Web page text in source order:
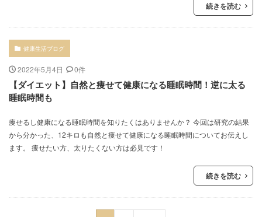
続きを読む
健康生活ブログ
2022年5月4日 0件
【ダイエット】自然と痩せて健康になる睡眠時間！逆に太る
睡眠時間も
痩せるし健康になる睡眠時間を知りたくはありませんか？ 今回は研究の結果
から分かった、12キロも自然と痩せて健康になる睡眠時間についてお伝えし
ます。 痩せたい方、太りたくない方は必見です！
続きを読む